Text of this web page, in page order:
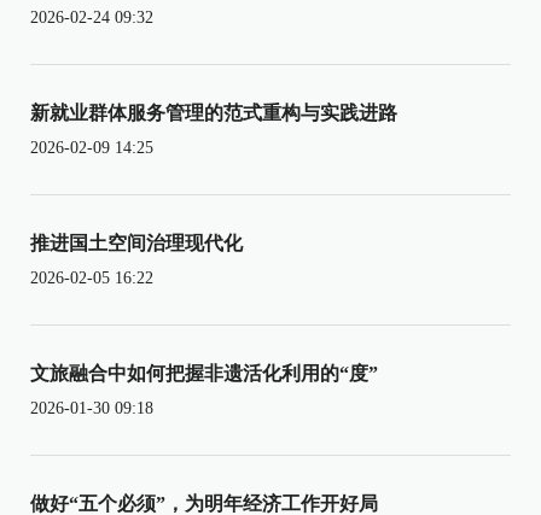
2026-02-24 09:32
新就业群体服务管理的范式重构与实践进路
2026-02-09 14:25
推进国土空间治理现代化
2026-02-05 16:22
文旅融合中如何把握非遗活化利用的“度”
2026-01-30 09:18
做好“五个必须”，为明年经济工作开好局